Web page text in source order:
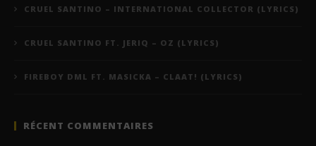
CRUEL SANTINO – INTERNATIONAL COLLECTOR (LYRICS)
CRUEL SANTINO FT. JERIQ – OZ (LYRICS)
FIREBOY DML FT. MASICKA – CLAAT! (LYRICS)
RÉCENT COMMENTAIRES